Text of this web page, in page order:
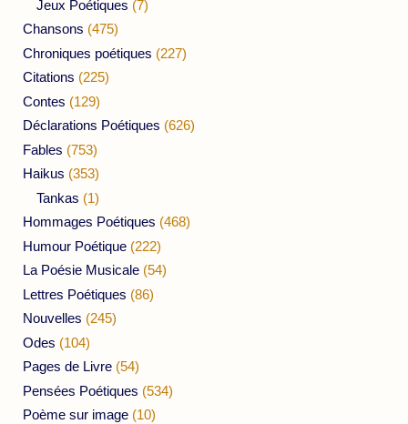
Jeux Poétiques (7)
Chansons (475)
Chroniques poétiques (227)
Citations (225)
Contes (129)
Déclarations Poétiques (626)
Fables (753)
Haikus (353)
Tankas (1)
Hommages Poétiques (468)
Humour Poétique (222)
La Poésie Musicale (54)
Lettres Poétiques (86)
Nouvelles (245)
Odes (104)
Pages de Livre (54)
Pensées Poétiques (534)
Poème sur image (10)